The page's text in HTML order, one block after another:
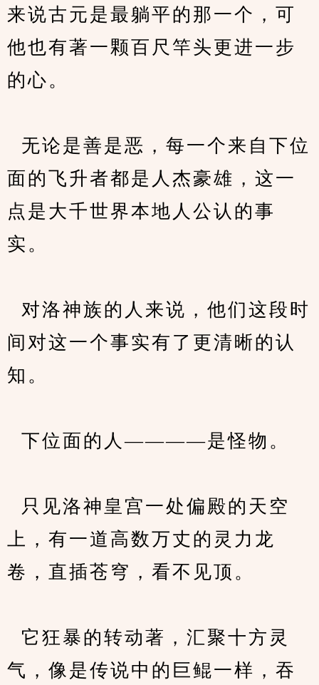
来说古元是最躺平的那一个，可
他也有著一颗百尺竿头更进一步
的心。
面的飞升者都是人杰豪雄，这一
点是大千世界本地人公认的事
实。
间对这一个事实有了更清晰的认
知。
  下位面的人————是怪物。
上，有一道高数万丈的灵力龙
卷，直插苍穹，看不见顶。
气，像是传说中的巨鲲一样，吞